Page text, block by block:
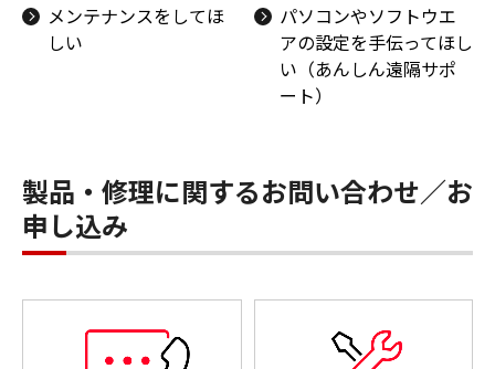
メンテナンスをしてほ
しい
パソコンやソフトウエ
アの設定を手伝ってほし
い（あんしん遠隔サポ
ート）
製品・修理に関するお問い合わせ／お
申し込み